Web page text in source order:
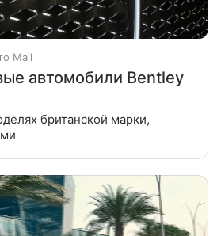
Mail
автомобили Bentley
британской марки,